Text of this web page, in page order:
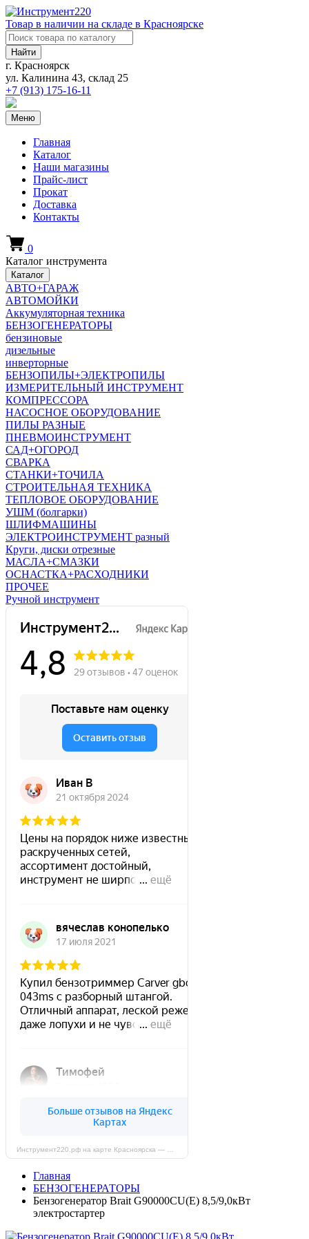
Товар в наличии на складе в Красноярске
Найти
г. Красноярск
ул. Калинина 43, склад 25
+7 (913) 175-16-11
Меню
Главная
Каталог
Наши магазины
Прайс-лист
Прокат
Доставка
Контакты
0
Каталог инструмента
Каталог
АВТО+ГАРАЖ
АВТОМОЙКИ
Аккумуляторная техника
БЕНЗОГЕНЕРАТОРЫ
бензиновые
дизельные
инверторные
БЕНЗОПИЛЫ+ЭЛЕКТРОПИЛЫ
ИЗМЕРИТЕЛЬНЫЙ ИНСТРУМЕНТ
КОМПРЕССОРА
НАСОСНОЕ ОБОРУДОВАНИЕ
ПИЛЫ РАЗНЫЕ
ПНЕВМОИНСТРУМЕНТ
САД+ОГОРОД
СВАРКА
СТАНКИ+ТОЧИЛА
СТРОИТЕЛЬНАЯ ТЕХНИКА
ТЕПЛОВОЕ ОБОРУДОВАНИЕ
УШМ (болгарки)
ШЛИФМАШИНЫ
ЭЛЕКТРОИНСТРУМЕНТ разный
Круги, диски отрезные
МАСЛА+СМАЗКИ
ОСНАСТКА+РАСХОДНИКИ
ПРОЧЕЕ
Ручной инструмент
Главная
БЕНЗОГЕНЕРАТОРЫ
Бензогенератор Brait G90000CU(E) 8,5/9,0кВт
электростартер